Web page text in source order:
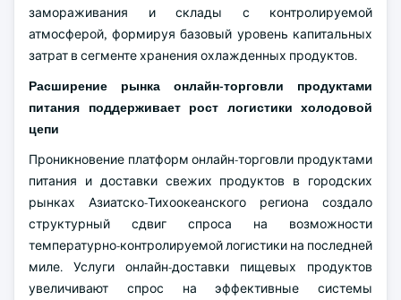
замораживания и склады с контролируемой
атмосферой, формируя базовый уровень капитальных
затрат в сегменте хранения охлажденных продуктов.
Расширение рынка онлайн-торговли продуктами
питания поддерживает рост логистики холодовой
цепи
Проникновение платформ онлайн-торговли продуктами
питания и доставки свежих продуктов в городских
рынках Азиатско-Тихоокеанского региона создало
структурный сдвиг спроса на возможности
температурно-контролируемой логистики на последней
миле. Услуги онлайн-доставки пищевых продуктов
увеличивают спрос на эффективные системы